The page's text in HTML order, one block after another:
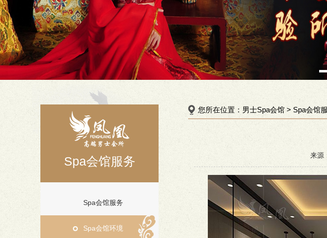
Spa会馆服务
Spa会馆服务
Spa会馆环境
您所在位置： 男士Spa会馆 > Spa会馆
来源